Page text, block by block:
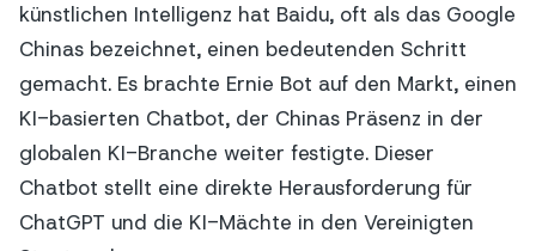
künstlichen Intelligenz hat Baidu, oft als das Google
Chinas bezeichnet, einen bedeutenden Schritt
gemacht. Es brachte Ernie Bot auf den Markt, einen
KI-basierten Chatbot, der Chinas Präsenz in der
globalen KI-Branche weiter festigte. Dieser
Chatbot stellt eine direkte Herausforderung für
ChatGPT und die KI-Mächte in den Vereinigten